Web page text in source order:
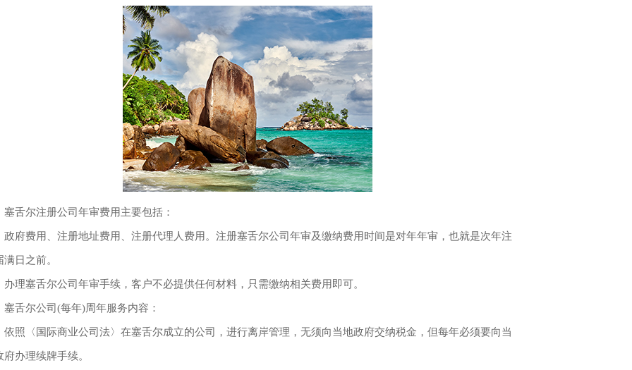
尔注册公司年审费用主要包括：
费用、注册地址费用、注册代理人费用。注册塞舌尔公司年审及缴纳费用时间是对年年审，也就是次年注
满日之前。
塞舌尔公司年审手续，客户不必提供任何材料，只需缴纳相关费用即可。
尔公司(每年)周年服务内容：
〈国际商业公司法〉在塞舌尔成立的公司，进行离岸管理，无须向当地政府交纳税金，但每年必须要向当
府办理续牌手续。